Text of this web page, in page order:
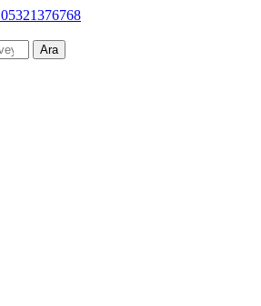
05321376768
Ara